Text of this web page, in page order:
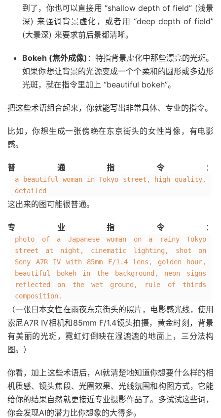
到了，你也可以直接用 “shallow depth of field” (浅景
深) 来强调背景虚化，或者用 “deep depth of field”
(大景深) 来要求前后景都清晰。
Bokeh (焦外成像) ：特指背景虚化中那些漂亮的光斑。
如果你想让背景的光源变成一个个柔和的圆形或多边形
光斑，就在指令里加上 “beautiful bokeh”。
把这些术语组合起来，你就能写出非常具体、专业的指令。
比如，你想生成一张傍晚在东京街头的女性肖像，有电影
感。
普通指令 ：
a beautiful woman in Tokyo street, high quality,
detailed
这出来的图可能很普通。
专业指令 ：
photo of a Japanese woman on a rainy Tokyo
street at night, cinematic lighting, shot on
Sony A7R IV with 85mm F/1.4 lens, golden hour,
beautiful bokeh in the background, neon signs
reflected on the wet ground, rule of thirds
composition.
（一张日本女性在雨夜东京街头的照片，电影感光线，使用
索尼A7R IV相机和85mm F/1.4镜头拍摄，黄金时刻，背景
有美丽的光斑，霓虹灯倒映在湿漉漉的地面上，三分法构
图。）
你看，加上这些术语后，AI就清楚地知道你想要什么样的相
机质感、镜头焦段、光圈效果、光线氛围和构图方式，它能
给你的结果自然就更接近专业摄影作品了。多试试这些词，
你会发现AI的潜力比你想象的大得多。